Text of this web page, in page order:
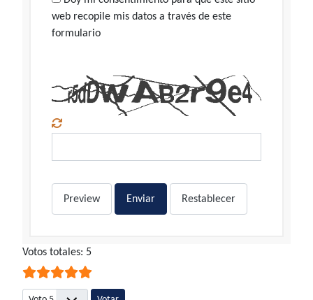
web recopile mis datos a través de este
formulario
Preview Enviar Restablecer
Ratio:5/5
Votos totales: 5
Por favor, vote